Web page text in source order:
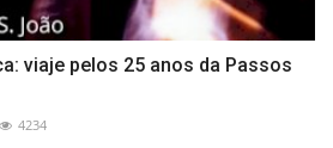
viaje pelos 25 anos da Passos
4234